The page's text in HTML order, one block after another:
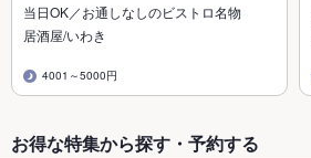
当日OK／お通しなしのビストロ名物
居酒屋/いわき
4001～5000円
お得な特集から探す・予約する